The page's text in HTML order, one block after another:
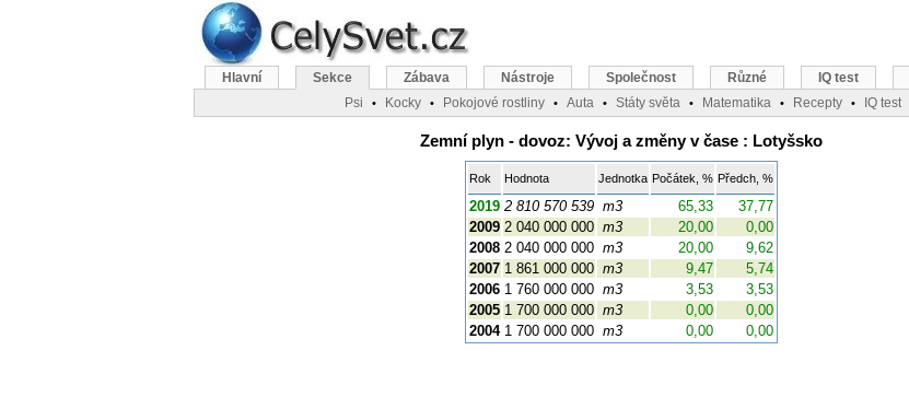
Zemní plyn - dovoz: Vývoj a změny v čase : Lotyšsko
Rok Hodnota Jednotka Počátek, % Předch, %
2019 2 810 570 539 m3 65,33
37,77
2009 2 040 000 000 m3 20,00
0,00
2008 2 040 000 000 m3 20,00
9,62
2007 1 861 000 000 m3 9,47
5,74
2006 1 760 000 000 m3 3,53
3,53
2005 1 700 000 000 m3 0,00
0,00
2004 1 700 000 000 m3 0,00 0,00
Hlavní Sekce Zábava Nástroje Společnost Různé IQ test
Psi
• Kocky • Pokojové rostliny • Auta • Státy světa • Matematika • Recepty • IQ test